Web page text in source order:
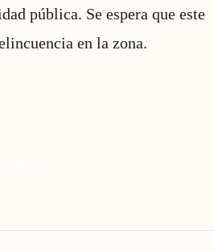
pública. Se espera que este
en la zona.